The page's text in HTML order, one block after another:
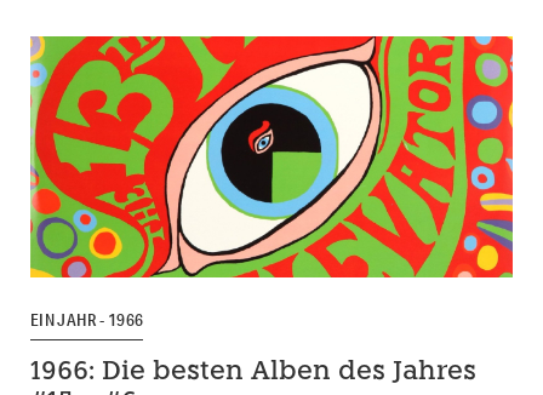
EIN JAHR - 1966
1966: Die besten Alben des Jahres